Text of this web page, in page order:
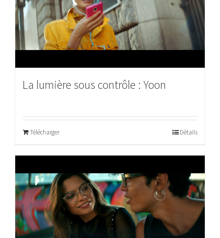
La lumière sous contrôle : Yoon
Télécharger Détails